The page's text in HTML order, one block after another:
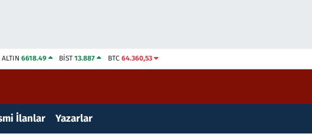
ALTIN 6618.49 BİST13.887 BTC 64.360,53
İlanlar Yazarlar